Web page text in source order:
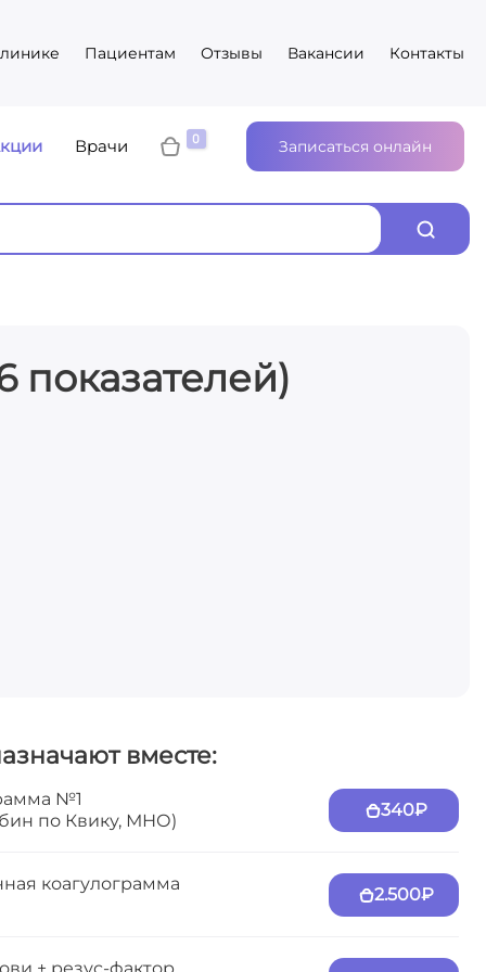
Пациентам Отзывы Вакансии Контакты
Врачи Записаться онлайн
показателей)
вместе:
№1
по Квику, МНО)
340₽
коагулограмма
2.500₽
+ резус-фактор